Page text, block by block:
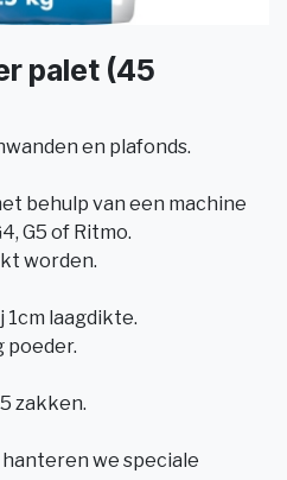
palet (45
en plafonds.
behulp van een machine
G5 of Ritmo.
worden.
1cm laagdikte.
poeder.
zakken.
we speciale